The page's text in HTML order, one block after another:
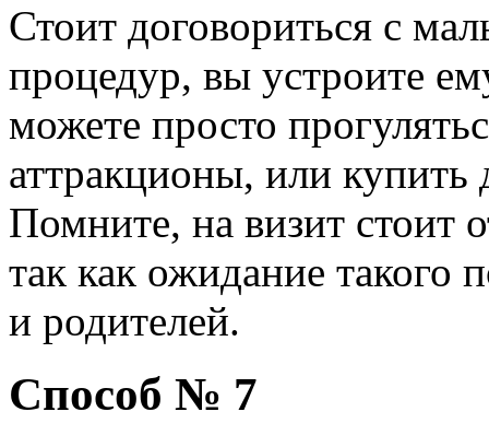
Стоит договориться с
процедур, вы устроите
можете просто
аттракционы, или
Помните, на визит стоит
так как ожидание такого
и родителей.
Способ № 7